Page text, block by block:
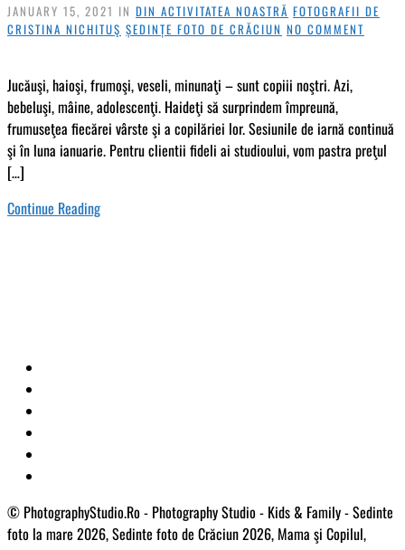
JANUARY 15, 2021 IN DIN ACTIVITATEA NOASTRĂ FOTOGRAFII DE
CRISTINA NICHITUŞ ȘEDINȚE FOTO DE CRĂCIUN NO COMMENT
Jucăuşi, haioşi, frumoşi, veseli, minunaţi – sunt copiii noştri. Azi,
bebeluşi, mâine, adolescenţi. Haideţi să surprindem împreună,
frumuseţea fiecărei vârste şi a copilăriei lor. Sesiunile de iarnă continuă
şi în luna ianuarie. Pentru clientii fideli ai studioului, vom pastra preţul
[…]
Continue Reading
© PhotographyStudio.Ro - Photography Studio - Kids & Family - Sedinte
foto la mare 2026, Sedinte foto de Crăciun 2026, Mama şi Copilul,